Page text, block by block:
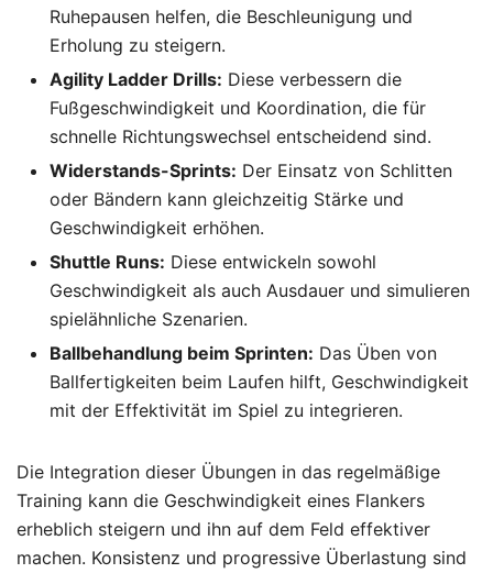
Ruhepausen helfen, die Beschleunigung und
Erholung zu steigern.
Agility Ladder Drills: Diese verbessern die
Fußgeschwindigkeit und Koordination, die für
schnelle Richtungswechsel entscheidend sind.
Widerstands-Sprints: Der Einsatz von Schlitten
oder Bändern kann gleichzeitig Stärke und
Geschwindigkeit erhöhen.
Shuttle Runs: Diese entwickeln sowohl
Geschwindigkeit als auch Ausdauer und simulieren
spielähnliche Szenarien.
Ballbehandlung beim Sprinten: Das Üben von
Ballfertigkeiten beim Laufen hilft, Geschwindigkeit
mit der Effektivität im Spiel zu integrieren.
Die Integration dieser Übungen in das regelmäßige
Training kann die Geschwindigkeit eines Flankers
erheblich steigern und ihn auf dem Feld effektiver
machen. Konsistenz und progressive Überlastung sind